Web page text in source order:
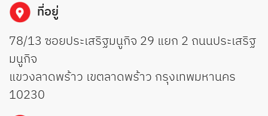
ที่อยู่
78/13 ซอยประเสริฐมนูกิจ 29 แยก 2 ถนนประเสริฐ
มนูกิจ
แขวงลาดพร้าว เขตลาดพร้าว กรุงเทพมหานคร
10230